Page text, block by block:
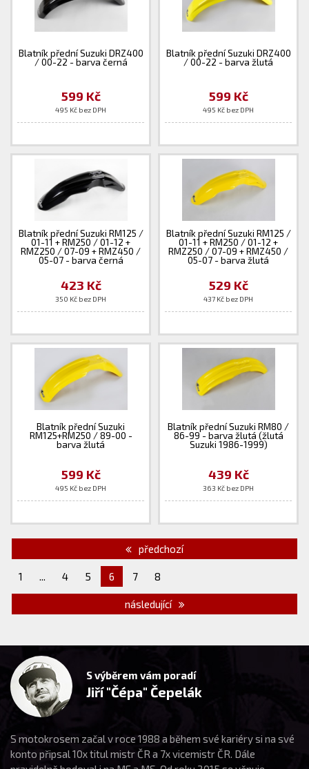
Blatník přední Suzuki DRZ400
/ 00-22 - barva černá
599 Kč
495 Kč bez DPH
Blatník přední Suzuki DRZ400
/ 00-22 - barva žlutá
599 Kč
495 Kč bez DPH
Blatník přední Suzuki RM125 /
01-11 + RM250 / 01-12 +
RMZ250 / 07-09 + RMZ450 /
05-07 - barva černá
423 Kč
350 Kč bez DPH
Blatník přední Suzuki RM125 /
01-11 + RM250 / 01-12 +
RMZ250 / 07-09 + RMZ450 /
05-07 - barva žlutá
529 Kč
437 Kč bez DPH
Blatník přední Suzuki
RM125+RM250 / 89-00 -
barva žlutá
599 Kč
495 Kč bez DPH
Blatník přední Suzuki RM80 /
86-99 - barva žlutá (žlutá
Suzuki 1986-1999)
439 Kč
363 Kč bez DPH
předchozí
1 ... 4 5 6 7 8
následující
S výběrem vám poradí
Jiří "Čépa" Čepelák
S motokrosem začal v roce 1988 a během své kariéry si na své
konto připsal 10x titul mistr ČR a 7x vicemistr ČR. Dále